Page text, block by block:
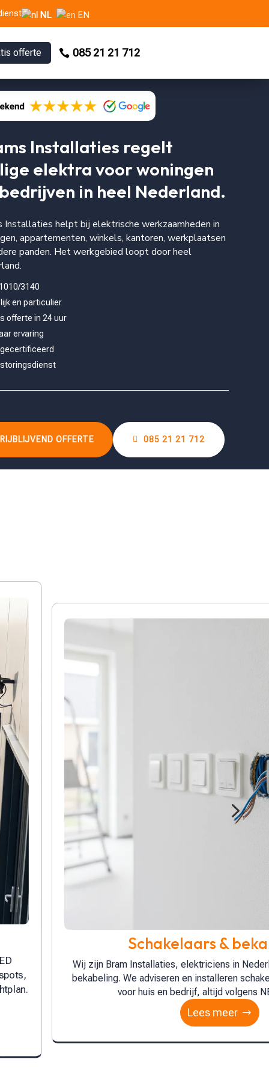
NL EN
offerte 085 21 21 712
Installaties regelt
elektra voor woningen
in heel Nederland.
Installaties helpt bij elektrische werkzaamheden in
appartementen, winkels, kantoren, werkplaatsen
panden. Het werkgebied loopt door heel
3140
en particulier
offerte in 24 uur
ervaring
OFFERTE 085 21 21 712
&
Elektra
Wij zijn Bram Installaties en pakken jouw
vakkennis. We vernieuwen meterkast en
driefase en kookgroep, zetten
Lees meer
5